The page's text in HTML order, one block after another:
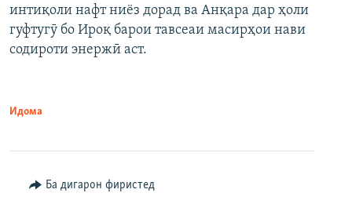
интиқоли нафт ниёз дорад ва Анқара дар ҳоли
гуфтугӯ бо Ироқ барои тавсеаи масирҳои нави
содироти энержӣ аст.
Идома
Ба дигарон фиристед